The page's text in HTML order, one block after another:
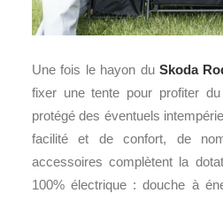
Une fois le hayon du Skoda
fixer une tente pour profiter
protégé des éventuels
facilité et de confort, de
accessoires complètent la
100% électrique : douche à